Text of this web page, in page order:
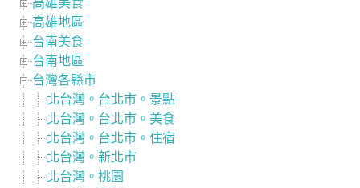
高雄美食
高雄地區
台南美食
台南地區
台灣各縣市
北台灣。台北市。景點
北台灣。台北市。美食
北台灣。台北市。住宿
北台灣。新北市
北台灣。桃園